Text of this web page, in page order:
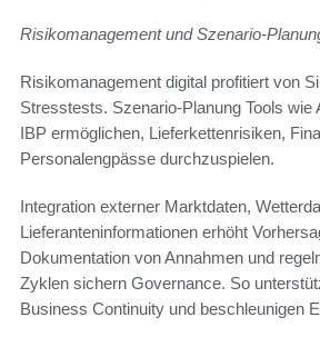
Risikomanagement und Szenario-
Risikomanagement digital profitiert von
Stresstests. Szenario-Planung Tools wie
IBP ermöglichen, Lieferkettenrisiken,
Personalengpässe durchzuspielen.
Integration externer Marktdaten,
Lieferanteninformationen erhöht
Dokumentation von Annahmen und
Zyklen sichern Governance. So
Business Continuity und beschleunigen